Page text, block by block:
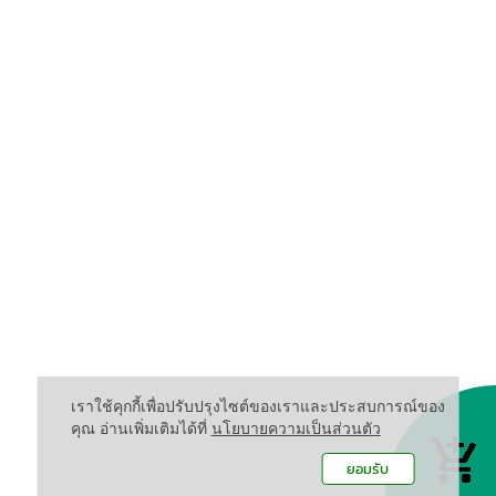
เราใช้คุกกี้เพื่อปรับปรุงไซต์ของเราและประสบการณ์ของ
คุณ อ่านเพิ่มเติมได้ที่ นโยบายความเป็นส่วนตัว
ยอมรับ